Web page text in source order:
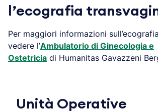
l’ecografia
Per maggiori informazioni
vedere l’Ambulatorio di Ginecologia e
Ostetricia di Humanitas Gavazzeni
Unità Operative